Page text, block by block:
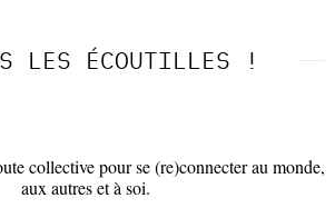
LES ÉCOUTILLES !
collective pour se (re)connecter au monde,
aux autres et à soi.